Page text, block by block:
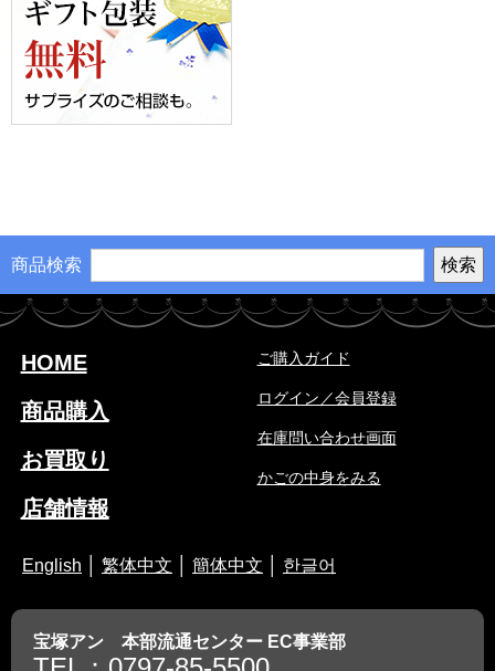
商品検索
HOME
商品購入
お買取り
店舗情報
ご購入ガイド
ログイン／会員登録
在庫問い合わせ画面
かごの中身をみる
English 繁体中文 簡体中文 한글어
宝塚アン 本部流通センター EC事業部